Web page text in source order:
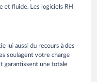
et fluide. Les logiciels RH
lui aussi du recours à des
soulagent votre charge
garantissent une totale